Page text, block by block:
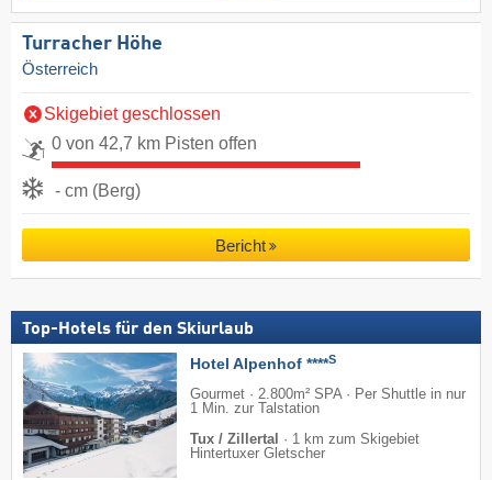
Turracher Höhe
Österreich
Skigebiet geschlossen
0 von 42,7 km Pisten offen
- cm (Berg)
Bericht
Top-Hotels für den Skiurlaub
Hotel Alpenhof ****S
Gourmet · 2.800m² SPA · Per Shuttle in nur
1 Min. zur Talstation
Tux / Zillertal · 1 km zum Skigebiet
Hintertuxer Gletscher